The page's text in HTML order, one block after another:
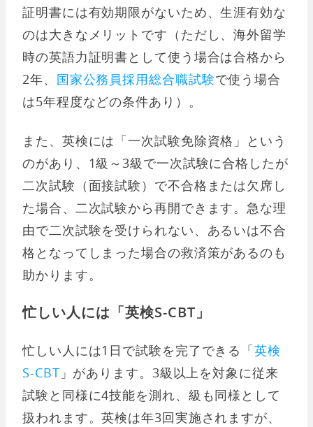
証明書には有効期限がないため、生涯有効な
のは大きなメリットです（ただし、海外留学
時の英語力証明書として使う場合は合格から
2年、 国家公務員採用総合職試験で使う場合
は5年程度などの条件あり）。
また、英検には「一次試験免除資格」という
のがあり、1級～3級で一次試験に合格したが
二次試験（面接試験）で不合格または欠席し
た場合、二次試験から再開できます。急な理
由で二次試験を受けられない、あるいは不合
格となってしまった場合の救済策があるのも
助かります。
忙しい人には「英検S-CBT」
忙しい人には1日で試験を完了できる「英検
S-CBT 」があります。3級以上を対象に従来
試験と同様に4技能を測れ、級も同様として
扱われます。英検は年3回実施されますが、